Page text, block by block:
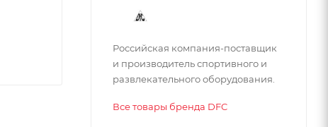
Российская компания-поставщик
и производитель спортивного и
развлекательного оборудования.
Все товары бренда DFC